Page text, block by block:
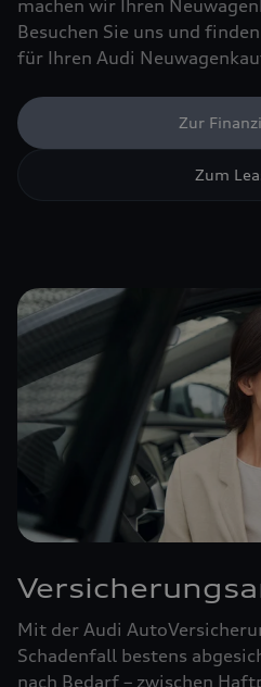
machen wir Ihren
Besuchen Sie uns und
für Ihren Audi
Zur
Zum
Mit der Audi
Schadenfall bestens
nach Bedarf – zwischen